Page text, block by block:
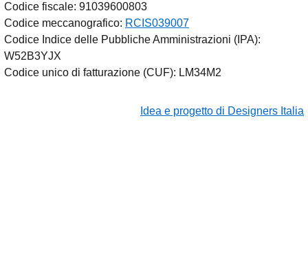
Codice fiscale: 91039600803
Codice meccanografico: RCIS039007
Codice Indice delle Pubbliche Amministrazioni (IPA):
W52B3YJX
Codice unico di fatturazione (CUF): LM34M2
Idea e progetto di Designers Italia